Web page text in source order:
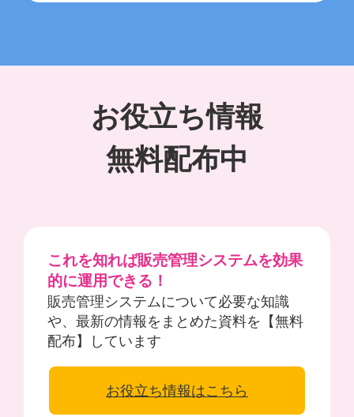
お役立ち情報
無料配布中
これを知れば販売管理システムを効果
的に運用できる！
販売管理システムについて必要な知識
や、最新の情報をまとめた資料を【無料
配布】しています
お役立ち情報はこちら